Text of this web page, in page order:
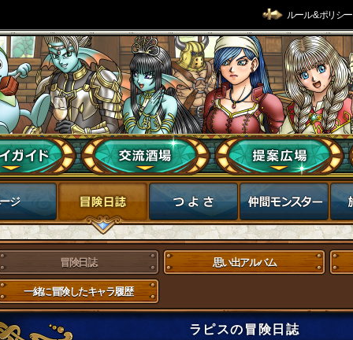
ルール & ポリシー
ジ
冒険日誌 思い出アルバム
一緒に冒険したキャラ履歴
ラピスの冒険日誌